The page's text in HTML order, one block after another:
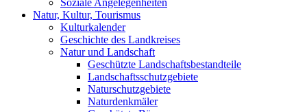
Soziale Angelegenheiten
Natur, Kultur, Tourismus
Kulturkalender
Geschichte des Landkreises
Natur und Landschaft
Geschützte Landschaftsbestandteile
Landschaftsschutzgebiete
Naturschutzgebiete
Naturdenkmäler